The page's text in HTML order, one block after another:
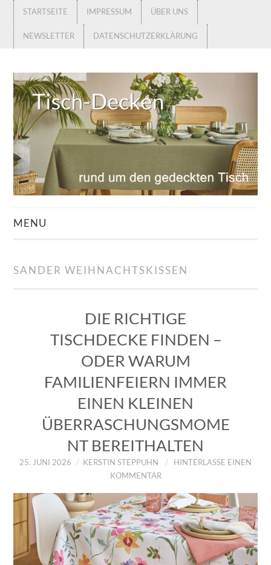
STARTSEITE IMPRESSUM ÜBER UNS
NEWSLETTER DATENSCHUTZERKLÄRUNG
MENU
ZUM SHOP
DATENSCHUTZERKLÄRUNG
SANDER WEIHNACHTSKISSEN
DIE RICHTIGE
TISCHDECKE FINDEN –
ODER WARUM
FAMILIENFEIERN IMMER
EINEN KLEINEN
ÜBERRASCHUNGSMOME
NT BEREITHALTEN
25. JUNI 2026 KERSTIN STEPPUHN
HINTERLASSE EINEN
KOMMENTAR